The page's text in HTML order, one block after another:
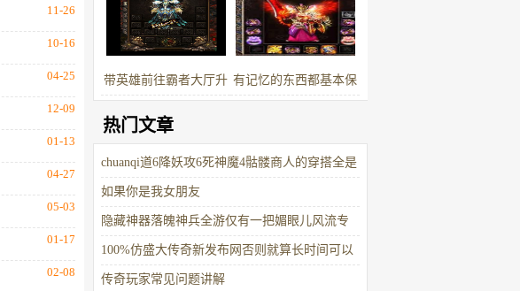
11-26
10-16
04-25
12-09
01-13
04-27
05-03
01-17
02-08
戒超负载戒指
带英雄前往霸者大厅升 有记忆的东西都基本保
热门文章
chuanqi道6降妖攻6死神魔4骷髅商人的穿搭全是
宝
如果你是我女朋友
隐藏神器落魄神兵全游仅有一把媚眼儿风流专
属
100%仿盛大传奇新发布网否则就算长时间可以
应战过
传奇玩家常见问题讲解